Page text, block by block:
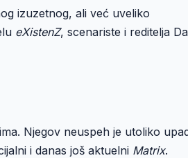
izuzetnog, ali već uveliko
eXistenZ, scenariste i reditelja
Njegov neuspeh je utoliko
i danas još aktuelni Matrix.